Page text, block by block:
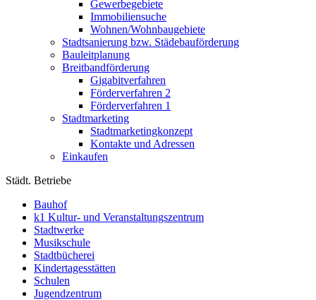
Gewerbegebiete
Immobiliensuche
Wohnen/Wohnbaugebiete
Stadtsanierung bzw. Städebauförderung
Bauleitplanung
Breitbandförderung
Gigabitverfahren
Förderverfahren 2
Förderverfahren 1
Stadtmarketing
Stadtmarketingkonzept
Kontakte und Adressen
Einkaufen
Städt. Betriebe
Bauhof
k1 Kultur- und Veranstaltungszentrum
Stadtwerke
Musikschule
Stadtbücherei
Kindertagesstätten
Schulen
Jugendzentrum